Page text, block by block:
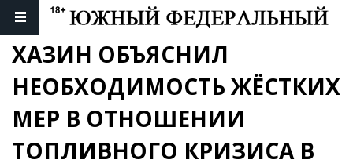
ХАЗИН ОБЪЯСНИЛ
НЕОБХОДИМОСТЬ ЖЁСТКИХ
МЕР В ОТНОШЕНИИ
ТОПЛИВНОГО КРИЗИСА В